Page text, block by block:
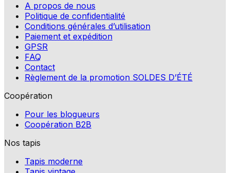
A propos de nous
Politique de confidentialité
Conditions générales d’utilisation
Paiement et expédition
GPSR
FAQ
Contact
Règlement de la promotion SOLDES D’ÉTÉ
Coopération
Pour les blogueurs
Coopération B2B
Nos tapis
Tapis moderne